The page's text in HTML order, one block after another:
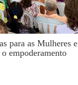
para as Mulheres e
empoderamento